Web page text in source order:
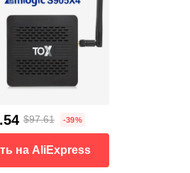
$97.61 -39%
на AliExpress